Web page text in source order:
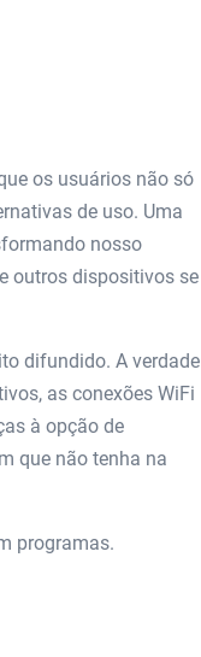
os usuários não só
de uso. Uma
nosso
outros dispositivos se
difundido. A verdade
as conexões WiFi
à opção de
que não tenha na
programas.